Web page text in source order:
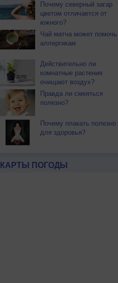
Почему северный загар
цветом отличается от
южного?
Чай матча может помочь
аллергикам
Действительно ли
комнатные растения
очищают воздух?
Правда ли смеяться
полезно?
Почему плакать полезно
для здоровья?
КАРТЫ ПОГОДЫ